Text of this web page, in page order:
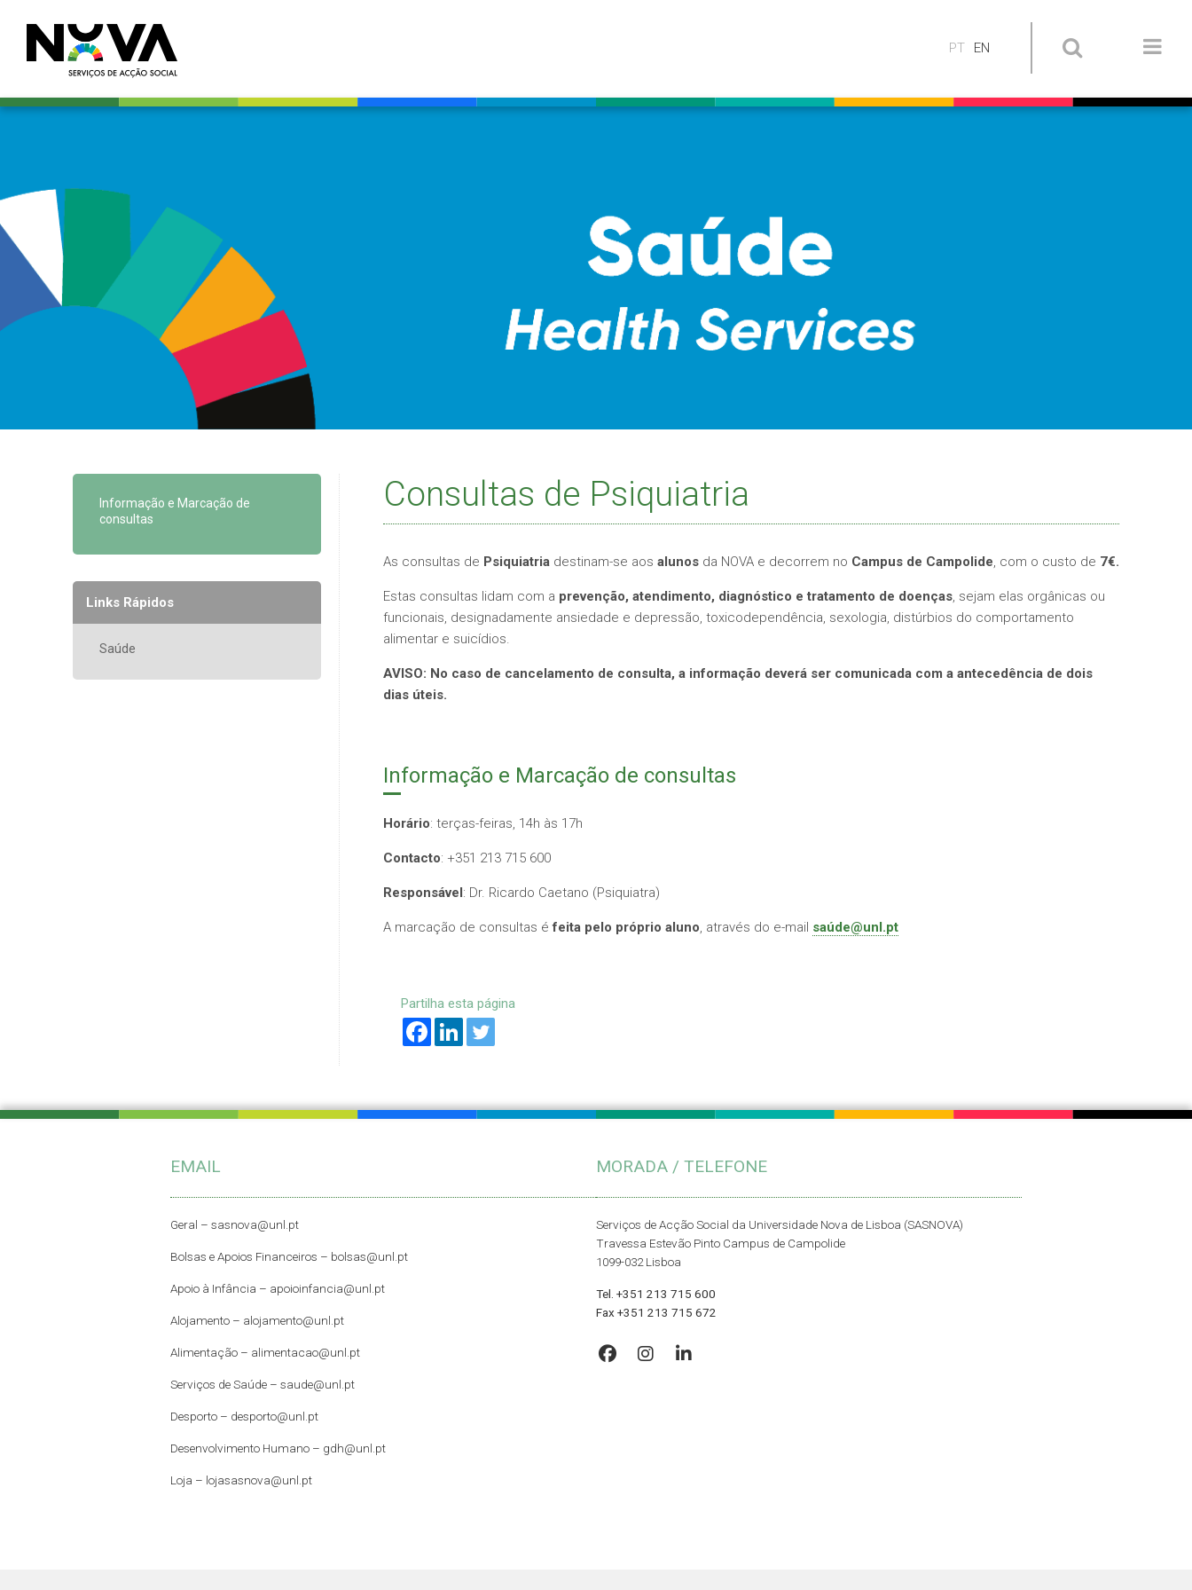
PT EN
Informação e Marcação de
consultas
Links Rápidos
Saúde
Consultas de Psiquiatria
As consultas de Psiquiatria destinam-se aos alunos da NOVA e decorrem no Campus de Campolide, com o custo de 7€.
Estas consultas lidam com a prevenção, atendimento, diagnóstico e tratamento de doenças, sejam elas orgânicas ou
funcionais, designadamente ansiedade e depressão, toxicodependência, sexologia, distúrbios do comportamento
alimentar e suicídios.
AVISO: No caso de cancelamento de consulta, a informação deverá ser comunicada com a antecedência de dois
dias úteis.
Informação e Marcação de consultas
Horário: terças-feiras, 14h às 17h
Contacto: +351 213 715 600
Responsável: Dr. Ricardo Caetano (Psiquiatra)
A marcação de consultas é feita pelo próprio aluno, através do e-mail saúde@unl.pt
Partilha esta página
EMAIL
Geral – sasnova@unl.pt
Bolsas e Apoios Financeiros – bolsas@unl.pt
Apoio à Infância – apoioinfancia@unl.pt
Alojamento – alojamento@unl.pt
Alimentação – alimentacao@unl.pt
Serviços de Saúde – saude@unl.pt
Desporto – desporto@unl.pt
Desenvolvimento Humano – gdh@unl.pt
Loja – lojasasnova@unl.pt
MORADA / TELEFONE
Serviços de Acção Social da Universidade Nova de Lisboa (SASNOVA)
Travessa Estevão Pinto Campus de Campolide
1099-032 Lisboa
Tel. +351 213 715 600
Fax +351 213 715 672